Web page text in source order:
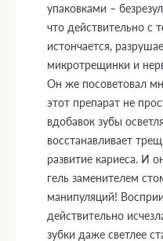
упаковками –
что действительно с
истончается,
микротрещинки и
Он же посоветовал
этот препарат не
вдобавок зубы
восстанавливает
развитие кариеса. И
гель заменителем
манипуляций!
действительно
зубки даже светлее